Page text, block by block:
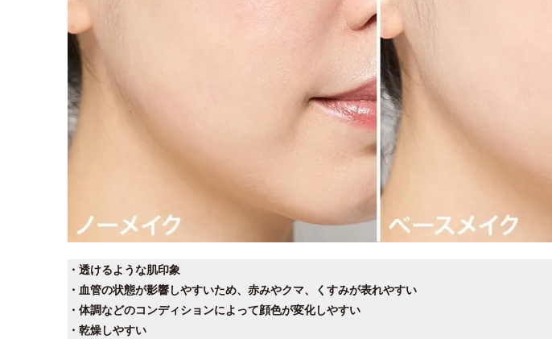
・透けるような肌印象
・血管の状態が影響しやすいため、赤みやクマ、くすみが表れやすい
・体調などのコンディションによって顔色が変化しやすい
・乾燥しやすい